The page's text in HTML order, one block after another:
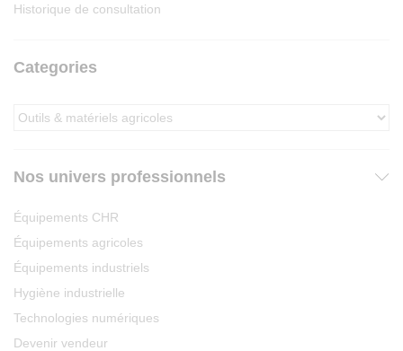
Historique de consultation
Categories
Nos univers professionnels
Équipements CHR
Équipements agricoles
Équipements industriels
Hygiène industrielle
Technologies numériques
Devenir vendeur